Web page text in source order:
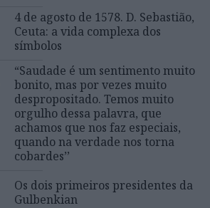
4 de agosto de 1578. D. Sebastião,
Ceuta: a vida complexa dos
símbolos
“Saudade é um sentimento muito
bonito, mas por vezes muito
despropositado. Temos muito
orgulho dessa palavra, que
achamos que nos faz especiais,
quando na verdade nos torna
cobardes’’
Os dois primeiros presidentes da
Gulbenkian